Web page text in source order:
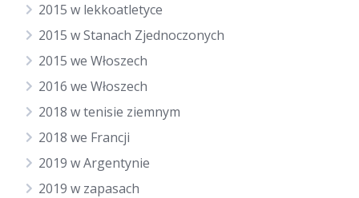
2015 w lekkoatletyce
2015 w Stanach Zjednoczonych
2015 we Włoszech
2016 we Włoszech
2018 w tenisie ziemnym
2018 we Francji
2019 w Argentynie
2019 w zapasach